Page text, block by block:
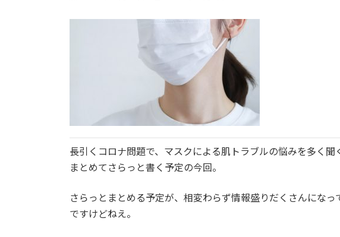
更
:
長引くコロナ問題で、マスクによる肌トラブルの悩みを多く聞
まとめてさらっと書く予定の今回。
さらっとまとめる予定が、相変わらず情報盛りだくさんにな
ですけどねえ。